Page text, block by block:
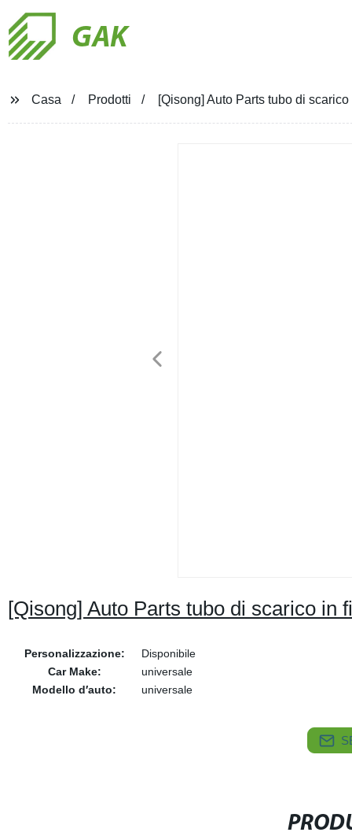
GAK
Casa Prodotti [Qisong] Auto Parts tubo di
[Qisong] Auto Parts tubo di scarico in
Personalizzazione:
Disponibile
Car Make:
universale
Modello d′auto:
universale